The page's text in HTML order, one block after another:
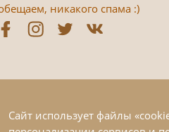
никакого спама :)
Сайт использует файлы